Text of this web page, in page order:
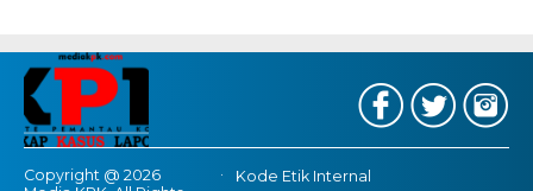
Copyright @ 2026
Kode Etik Internal